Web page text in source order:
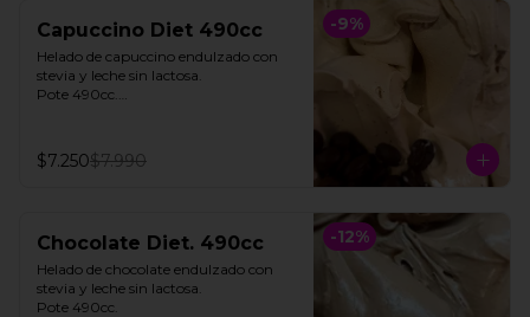
-9%
Capuccino Diet 490cc
Helado de capuccino endulzado con
stevia y leche sin lactosa.
Pote 490cc.
$7.250$7.990
-12%
Chocolate Diet. 490cc
Helado de chocolate endulzado con
stevia y leche sin lactosa.
Pote 490cc.